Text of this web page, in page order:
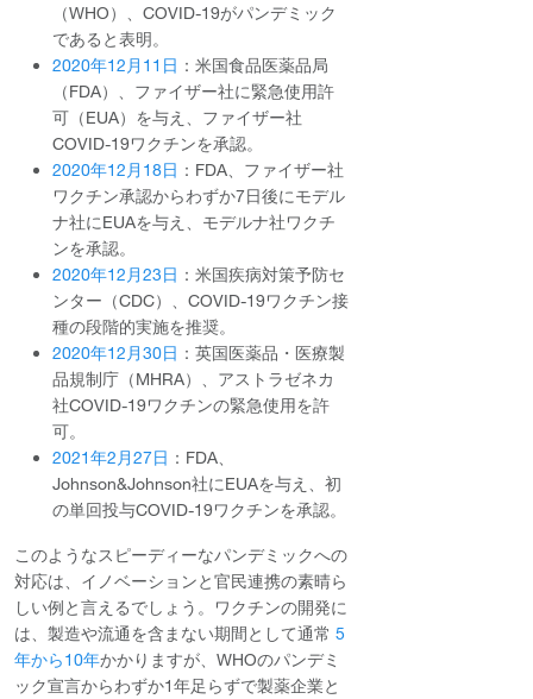
（WHO）、COVID-19がパンデミック
であると表明。
2020年12月11日 ：米国食品医薬品局
（FDA）、ファイザー社に緊急使用許
可（EUA）を与え、ファイザー社
COVID-19ワクチンを承認。
2020年12月18日 ：FDA、ファイザー社
ワクチン承認からわずか7日後にモデル
ナ社にEUAを与え、モデルナ社ワクチ
ンを承認。
2020年12月23日 ：米国疾病対策予防セ
ンター（CDC）、COVID-19ワクチン接
種の段階的実施を推奨。
2020年12月30日 ：英国医薬品・医療製
品規制庁（MHRA）、アストラゼネカ
社COVID-19ワクチンの緊急使用を許
可。
2021年2月27日 ：FDA、
Johnson&Johnson社にEUAを与え、初
の単回投与COVID-19ワクチンを承認。
このようなスピーディーなパンデミックへの
対応は、イノベーションと官民連携の素晴ら
しい例と言えるでしょう。ワクチンの開発に
は、製造や流通を含まない期間として通常 5
年から10年かかりますが、WHOのパンデミ
ック宣言からわずか1年足らずで製薬企業と